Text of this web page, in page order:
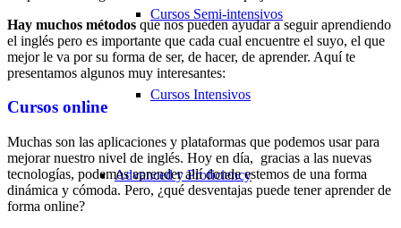
Cursos Semi-intensivos
Cursos Intensivos
Advanced y Proficiency
Hay muchos métodos que nos pueden ayudar a seguir aprendiendo
el inglés pero es importante que cada cual encuentre el suyo, el que
mejor le va por su forma de ser, de hacer, de aprender. Aquí te
presentamos algunos muy interesantes:
Cursos online
Muchas son las aplicaciones y plataformas que podemos usar para
mejorar nuestro nivel de inglés. Hoy en día, gracias a las nuevas
tecnologías, podemos aprender allí donde estemos de una forma
dinámica y cómoda. Pero, ¿qué desventajas puede tener aprender de
forma online?